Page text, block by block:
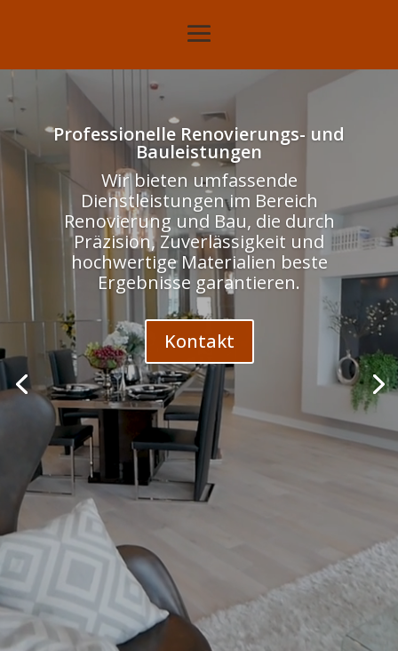
Professionelle Renovierungs- und
Bauleistungen
Wir bieten umfassende
Dienstleistungen im Bereich
Renovierung und Bau, die durch
Präzision, Zuverlässigkeit und
hochwertige Materialien beste
Ergebnisse garantieren.
Kontakt